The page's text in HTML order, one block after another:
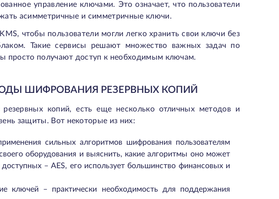
управление ключами. Это означает, что пользователи
асимметричные и симметричные ключи.
чтобы пользователи могли легко хранить свои ключи без
Такие сервисы решают множество важных задач по
просто получают доступ к необходимым ключам.
ШИФРОВАНИЯ РЕЗЕРВНЫХ КОПИЙ
копий, есть еще несколько отличных методов и
защиты. Вот некоторые из них:
сильных алгоритмов шифрования пользователям
оборудования и выяснить, какие алгоритмы оно может
– AES, его использует большинство финансовых и
ключей – практически необходимость для поддержания